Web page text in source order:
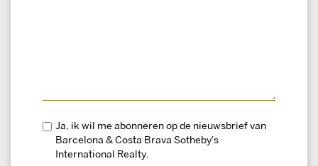
Ja, ik wil me abonneren op de nieuwsbrief van
Barcelona & Costa Brava Sotheby's
International Realty.